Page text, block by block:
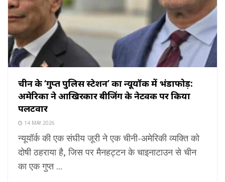
चीन के ‘गुप्त पुलिस स्टेशन’ का न्यूयॉर्क में भंडाफोड़:
अमेरिका ने आखिरकार बीजिंग के नेटवर्क पर किया
पलटवार
14 MAY 2026
न्यूयॉर्क की एक संघीय जूरी ने एक चीनी-अमेरिकी व्यक्ति को
दोषी ठहराया है, जिस पर मैनहट्टन के चाइनाटाउन से चीन
का एक गुप्त ...